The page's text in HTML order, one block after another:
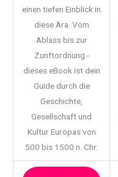
einen tiefen Einblick in
diese Ära. Vom
Ablass bis zur
Zunftordnung -
dieses eBook ist dein
Guide durch die
Geschichte,
Gesellschaft und
Kultur Europas von
500 bis 1500 n. Chr.